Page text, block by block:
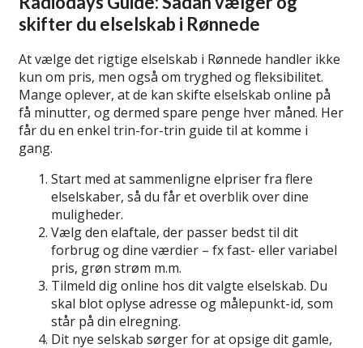
skifter du elselskab i Rønnede
At vælge det rigtige elselskab i Rønnede handler ikke
kun om pris, men også om tryghed og fleksibilitet.
Mange oplever, at de kan skifte elselskab online på
få minutter, og dermed spare penge hver måned. Her
får du en enkel trin-for-trin guide til at komme i
gang.
Start med at sammenligne elpriser fra flere
elselskaber, så du får et overblik over dine
muligheder.
Vælg den elaftale, der passer bedst til dit
forbrug og dine værdier – fx fast- eller variabel
pris, grøn strøm m.m.
Tilmeld dig online hos dit valgte elselskab. Du
skal blot oplyse adresse og målepunkt-id, som
står på din elregning.
Dit nye selskab sørger for at opsige dit gamle,